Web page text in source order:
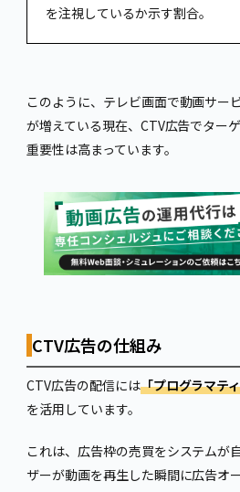
を注視しているか示す割合。
このように、テレビ画面で動画サー
が増えている現在、CTV広告でター
重要性は高まっています。
CTV広告の仕組み
CTV広告の配信には「プログラマテ
を活用しています。
これは、広告枠の売買をシステムが
ザーが動画を再生した瞬間に広告オ